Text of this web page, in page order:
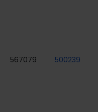
567079 500239